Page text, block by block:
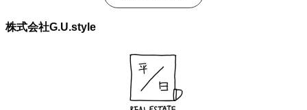
株式会社G.U.style